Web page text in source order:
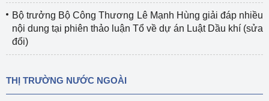
Bộ trưởng Bộ Công Thương Lê Mạnh Hùng giải đáp nhiều
nội dung tại phiên thảo luận Tổ về dự án Luật Dầu khí (sửa
đổi)
THỊ TRƯỜNG NƯỚC NGOÀI